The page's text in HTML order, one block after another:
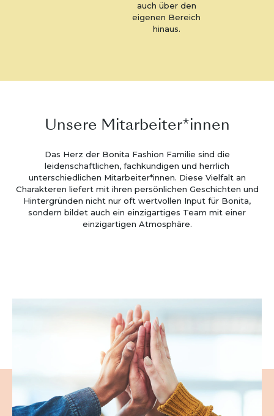
auch über den
eigenen Bereich
hinaus.
Unsere Mitarbeiter*innen
Das Herz der Bonita Fashion Familie sind die
leidenschaftlichen, fachkundigen und herrlich
unterschiedlichen Mitarbeiter*innen. Diese Vielfalt an
Charakteren liefert mit ihren persönlichen Geschichten und
Hintergründen nicht nur oft wertvollen Input für Bonita,
sondern bildet auch ein einzigartiges Team mit einer
einzigartigen Atmosphäre.